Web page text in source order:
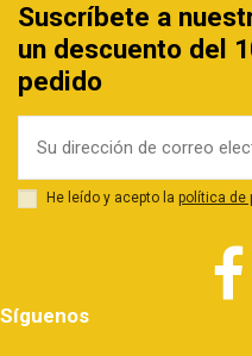
Suscríbete a
un descuento del
pedido
He leído y acepto la política de
Síguenos